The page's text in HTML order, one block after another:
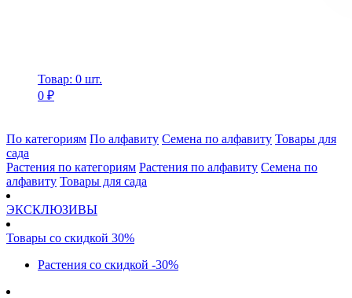
Товар: 0 шт.
0 ₽
По категориям По алфавиту Семена по алфавиту Товары для
сада
Растения по категориям Растения по алфавиту Семена по
алфавиту Товары для сада
ЭКСКЛЮЗИВЫ
Товары со скидкой 30%
Растения со скидкой -30%